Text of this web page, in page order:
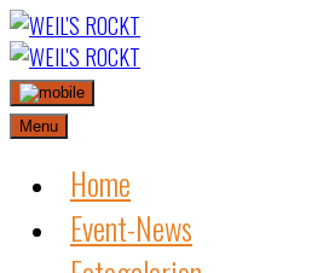
Skip
to
content
Menu
Home
Event-News